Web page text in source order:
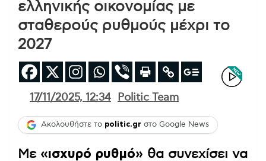
ελληνικής οικονομίας με
σταθερούς ρυθμούς μέχρι το
2027
17/11/2025, 12:34 Politic Team
Ακολουθήστε το politic.gr στο Google News
Με «ισχυρό ρυθμό» θα συνεχίσει να